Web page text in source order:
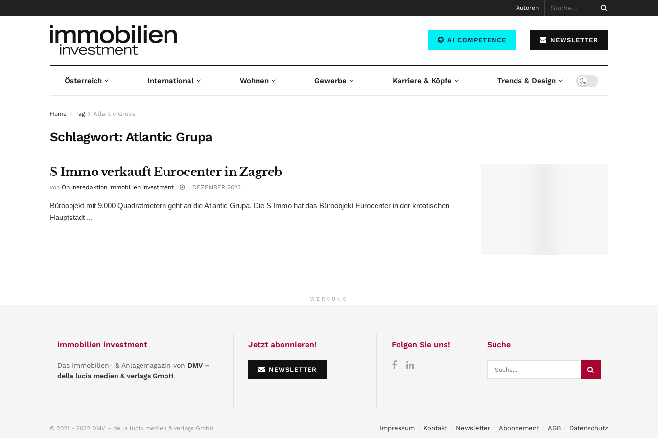
Autoren
AI COMPETENCE NEWSLETTER
Österreich International Wohnen Gewerbe Karriere & Köpfe Trends & Design
Home Tag Atlantic Grupa
Schlagwort: Atlantic Grupa
S Immo verkauft Eurocenter in Zagreb
von Onlineredaktion immobilien investment 1. DEZEMBER 2023
Büroobjekt mit 9.000 Quadratmetern geht an die Atlantic Grupa. Die S Immo hat das Büroobjekt Eurocenter in der kroatischen
Hauptstadt ...
WERBUNG
immobilien investment
Das Immobilien- & Anlagemagazin von DMV –
della lucia medien & verlags GmbH.
Jetzt abonnieren!
NEWSLETTER
Folgen Sie uns! Suche
Impressum Kontakt Newsletter Abonnement AGB Datenschutz
© 2021 - 2022 DMV – della lucia medien & verlags GmbH